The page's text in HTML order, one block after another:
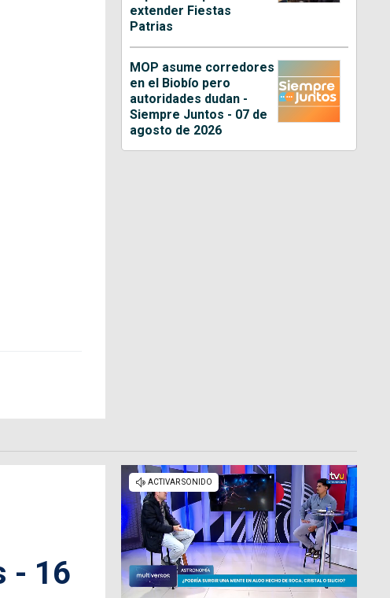
extender Fiestas
Patrias
MOP asume corredores
en el Biobío pero
autoridades dudan -
Siempre Juntos - 07 de
agosto de 2026
- 16